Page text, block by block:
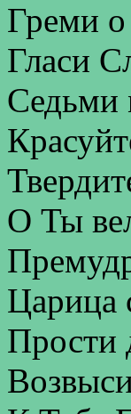
Греми о
Гласи
Седьми
О Ты
Царица
Прости